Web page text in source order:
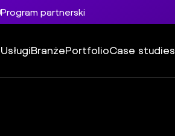
Program partnerski
UsługiBranżePortfolioCase studies